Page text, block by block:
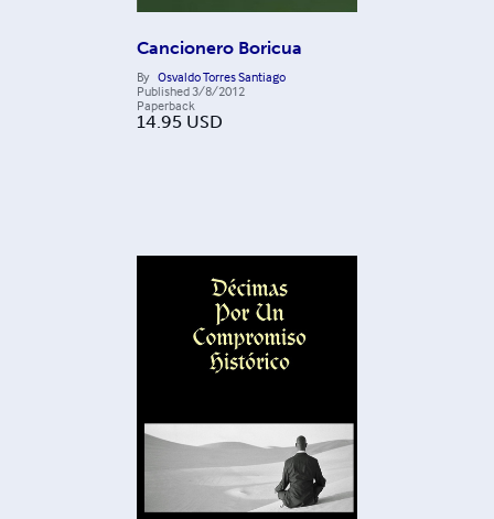
Cancionero Boricua
By Osvaldo Torres Santiago
Published3/8/2012
Paperback
14.95 USD